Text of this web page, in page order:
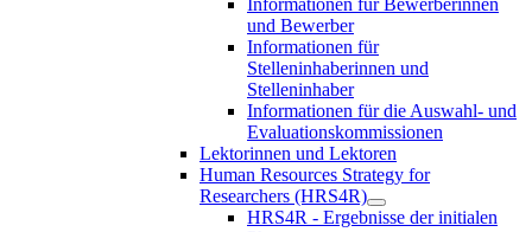
und Bewerber
Informationen für
Stelleninhaberinnen und
Stelleninhaber
Informationen für die Auswahl- und
Evaluationskommissionen
Lektorinnen und Lektoren
Human Resources Strategy for
Researchers (HRS4R)
HRS4R - Ergebnisse der initialen